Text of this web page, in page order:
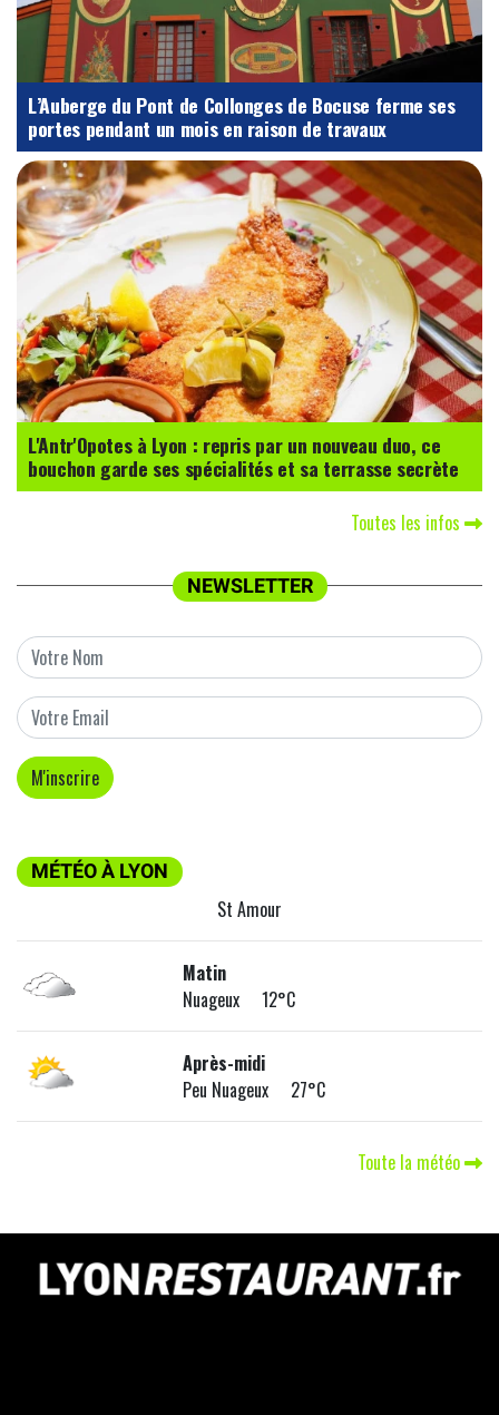
L’Auberge du Pont de Collonges de Bocuse ferme ses
portes pendant un mois en raison de travaux
L'Antr'Opotes à Lyon : repris par un nouveau duo, ce
bouchon garde ses spécialités et sa terrasse secrète
Toutes les infos
NEWSLETTER
MÉTÉO À LYON
St Amour
Matin
Nuageux 12°C
Après-midi
Peu Nuageux 27°C
Toute la météo